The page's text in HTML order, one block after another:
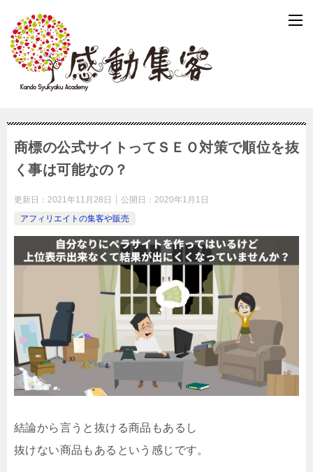
商標の公式サイトってＳＥＯ対策で順位を抜
く事は可能なの？
更新日： 2021年11月28日 公開日： 2020年1月1日
アフィリエイトの集客や販売
結論から言うと抜ける商品もあるし
抜けない商品もあるという感じです。